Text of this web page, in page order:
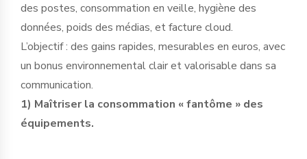
des postes, consommation en veille, hygiène des
données, poids des médias, et facture cloud.
L’objectif : des gains rapides, mesurables en euros, avec
un bonus environnemental clair et valorisable dans sa
communication.
1) Maîtriser la consommation « fantôme » des
équipements.